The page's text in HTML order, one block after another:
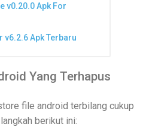
v0.20.0 Apk For
v6.2.6 Apk Terbaru
Yang Terhapus
file android terbilang cukup
berikut ini: